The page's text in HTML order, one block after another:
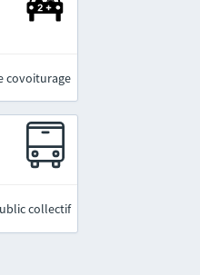
covoiturage
collectif